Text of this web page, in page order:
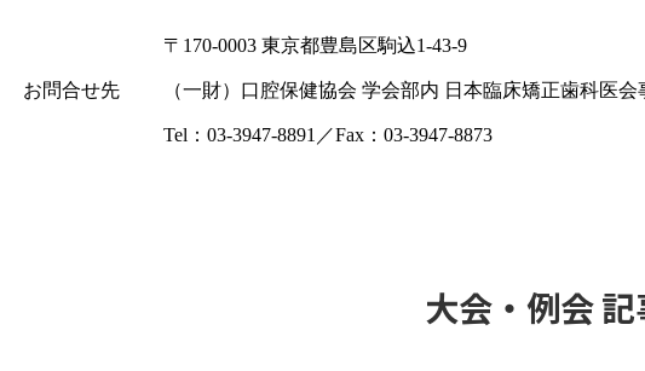
お問合せ先
〒170-0003 東京都豊島区駒込1-43-9
（一財）口腔保健協会 学会部内 日本臨床矯正歯科医会
Tel：03-3947-8891／Fax：03-3947-8873
大会・例会